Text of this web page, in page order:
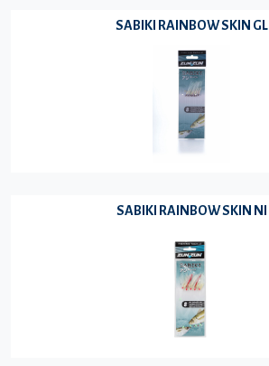
SABIKI RAINBOW SKIN GL
SABIKI RAINBOW SKIN NI